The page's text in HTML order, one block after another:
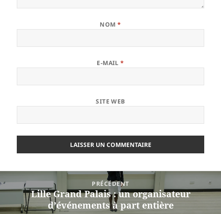
NOM*
E-MAIL*
SITE WEB
Navigation
de
l’article
PRÉCÉDENT
Article
précédent :
Lille Grand Palais : un organisateur
d’événements à part entière